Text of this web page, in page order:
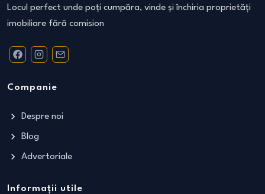
Locul perfect unde poți cumpăra, vinde și închiria proprietăți
imobiliare fără comision
Companie
Despre noi
Blog
Advertoriale
Informații utile